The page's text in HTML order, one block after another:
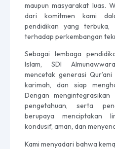
maupun masyarakat luas.
dari komitmen kami
pendidikan yang
terhadap perkembangan
Sebagai lembaga
Islam, SDI
mencetak generasi
karimah, dan siap
Dengan mengintegrasikan
pengetahuan, serta
berupaya menciptakan
kondusif, aman, dan
Kami menyadari bahwa